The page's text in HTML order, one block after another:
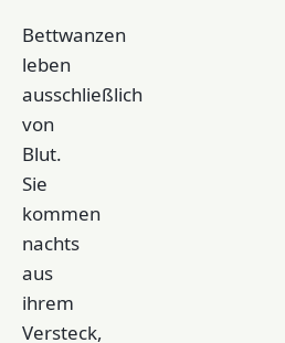
Bettwanzen
leben
ausschließlich
von
Blut.
Sie
kommen
nachts
aus
ihrem
Versteck,